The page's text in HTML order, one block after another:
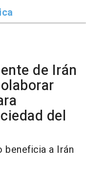
de Irán
del
beneficia a Irán